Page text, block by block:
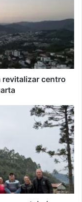
revitalizar centro